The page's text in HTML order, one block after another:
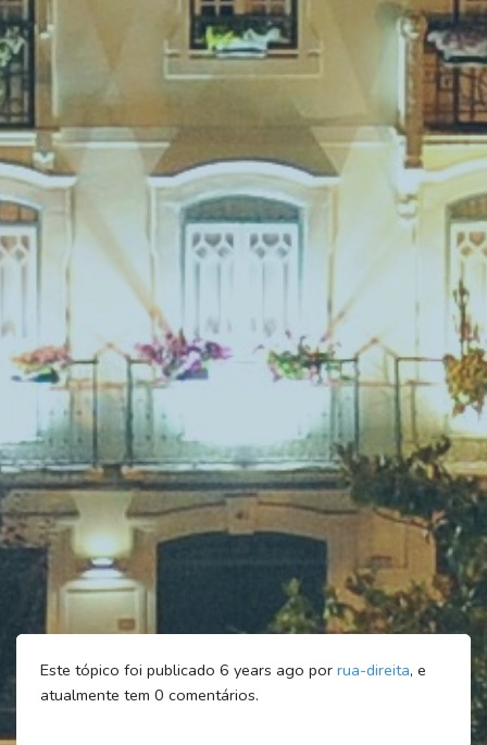
Este tópico foi publicado 6 years ago por rua-direita, e
atualmente tem 0 comentários.